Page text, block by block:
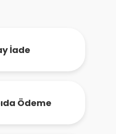
İade
Ödeme